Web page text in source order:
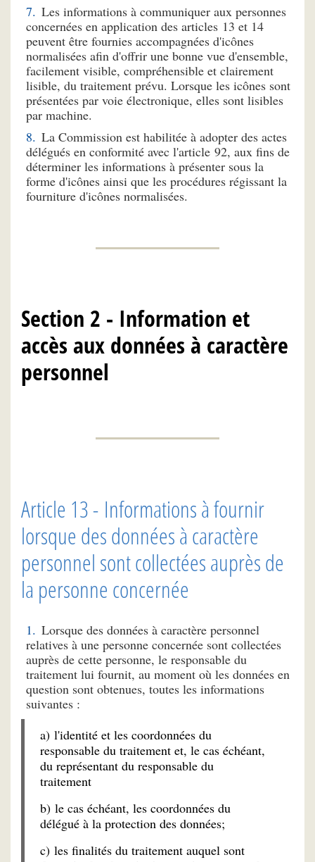
Les informations à communiquer aux personnes
concernées en application des articles 13 et 14
peuvent être fournies accompagnées d'icônes
normalisées afin d'offrir une bonne vue d'ensemble,
facilement visible, compréhensible et clairement
lisible, du traitement prévu. Lorsque les icônes sont
présentées par voie électronique, elles sont lisibles
par machine.
La Commission est habilitée à adopter des actes
délégués en conformité avec l'article 92, aux fins de
déterminer les informations à présenter sous la
forme d'icônes ainsi que les procédures régissant la
fourniture d'icônes normalisées.
Section 2 - Information et
accès aux données à caractère
personnel
Article 13 - Informations à fournir
lorsque des données à caractère
personnel sont collectées auprès de
la personne concernée
Lorsque des données à caractère personnel
relatives à une personne concernée sont collectées
auprès de cette personne, le responsable du
traitement lui fournit, au moment où les données en
question sont obtenues, toutes les informations
suivantes :
a) l'identité et les coordonnées du
responsable du traitement et, le cas échéant,
du représentant du responsable du
traitement
b) le cas échéant, les coordonnées du
délégué à la protection des données;
c) les finalités du traitement auquel sont